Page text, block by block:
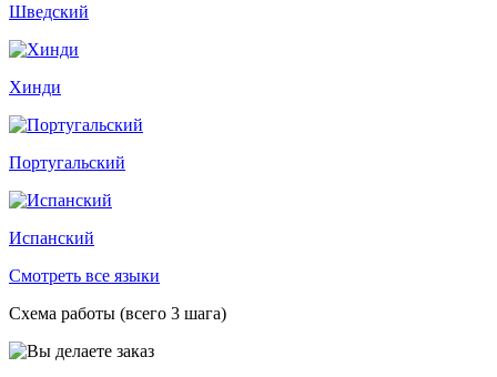
Шведский
Хинди
Португальский
Испанский
Смотреть все языки
Схема работы (всего 3 шага)